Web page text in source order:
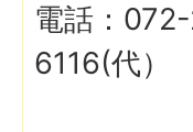
電話：
6116(代）